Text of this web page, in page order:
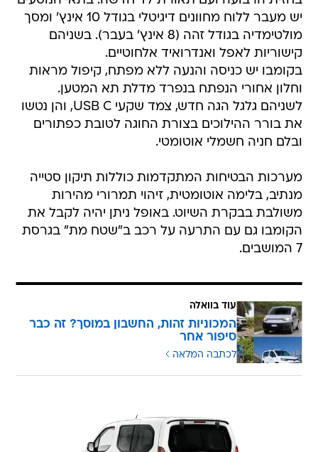
יש מעבר ללוח מחוונים דיגיטלי בגודל 10 אינץ' ומסך
מולטימדיה בגודל זהה (8 אינץ' בעבר). בשניהם
קישוריות לאפל ואנדרואיד אלחוטיים.
בקומבו יש כניסה והנעה ללא מפתח, קיפול מראות
וחלון אחורי הנפתח בנפרד מדלת תא המטען.
לשניהם גלגל הגה חדש, צמד שקעי USB C, והן נטשו
את בורר ההילוכים בצורת החוגה לטובת כפתורים
ובלם חניה חשמלי אוטומטי.
מערכות הבטיחות המתקדמות כוללות תיקון סטייה
מנתיב, בלימה אוטומטית, זיהוי תמרורי מהירות
משולבת בבקרת השיוט. באופל ניתן יהיה לקבל את
הקומבו גם עם התרעה על רכב ב"שטח מת" בגרסת
7 המושבים.
עוד בוואלה
המכוניות זהות, החשבון במוסך? זה כבר
סיפור אחר
לכתבה המלאה